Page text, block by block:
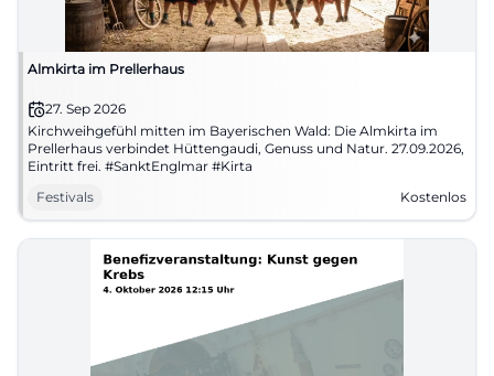
Almkirta im Prellerhaus
27. Sep 2026
Kirchweihgefühl mitten im Bayerischen Wald: Die Almkirta im
Prellerhaus verbindet Hüttengaudi, Genuss und Natur. 27.09.2026,
Eintritt frei. #SanktEnglmar #Kirta
Festivals
Kostenlos